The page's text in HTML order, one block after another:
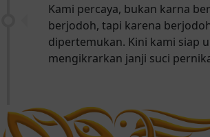
Kami percaya, bukan karna
berjodoh, tapi karena
dipertemukan. Kini kami siap
mengikrarkan janji suci